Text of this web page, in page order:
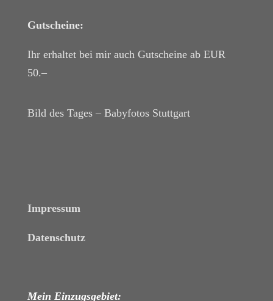
Gutscheine:
Ihr erhaltet bei mir auch Gutscheine ab EUR
50.–
Bild des Tages – BabyfotosStuttgart
Impressum
Datenschutz
Mein Einzugsgebiet: